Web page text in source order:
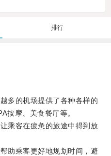
排行
的机场提供了各种各样的
按摩、美食餐厅等。
客在疲惫的旅途中得到放
乘客更好地规划时间，避